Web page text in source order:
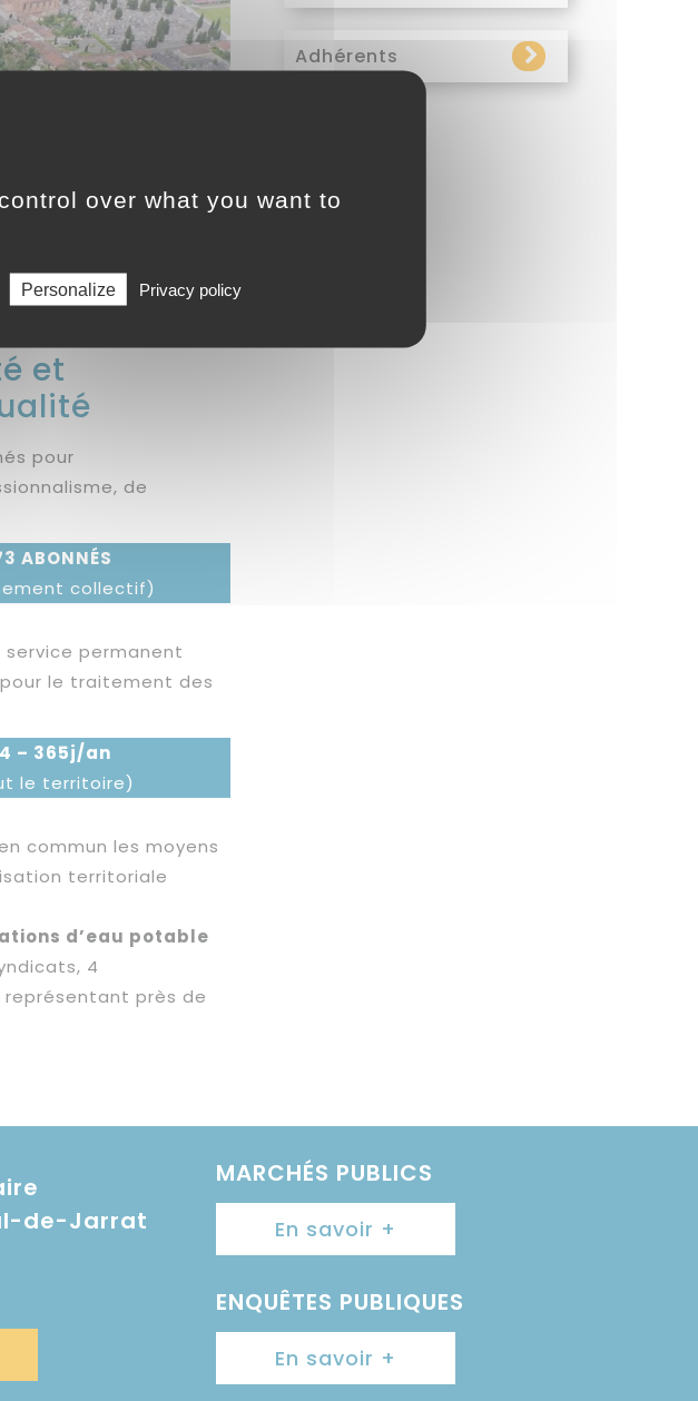
et
pour
de
ABONNÉS
collectif)
permanent
le traitement des
– 365j/an
le territoire)
commun les moyens
territoriale
d’eau potable
4
près de
Adhérents
Lire l'article
de-Jarrat
MARCHÉS PUBLICS
En savoir +
ENQUÊTES PUBLIQUES
En savoir +
over what you want to
Personalize Privacy policy